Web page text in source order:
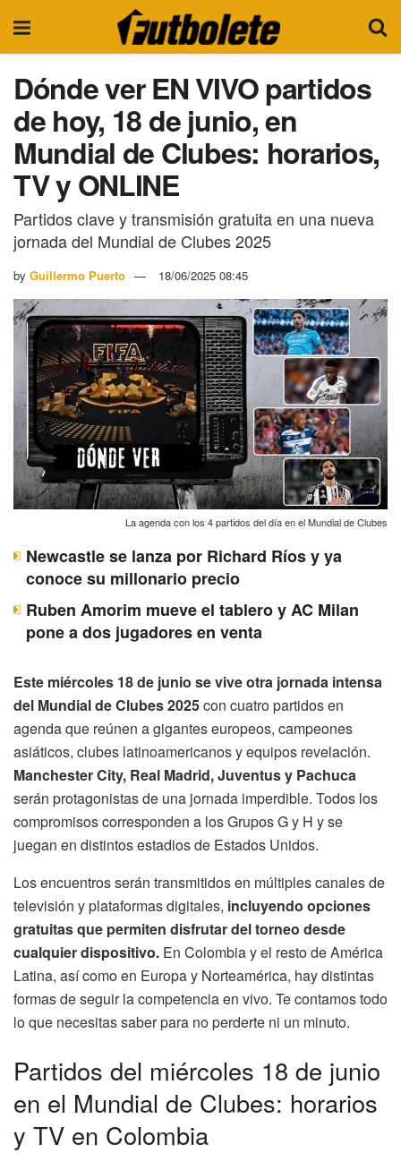
Dónde ver EN VIVO partidos
de hoy, 18 de junio, en
Mundial de Clubes: horarios,
TV y ONLINE
Partidos clave y transmisión gratuita en una nueva
jornada del Mundial de Clubes 2025
by Guillermo Puerto 18/06/2025 08:45
La agenda con los 4 partidos del día en el Mundial de Clubes
Newcastle se lanza por Richard Ríos y ya
conoce su millonario precio
Ruben Amorim mueve el tablero y AC Milan
pone a dos jugadores en venta
Este miércoles 18 de junio se vive otra jornada intensa
del Mundial de Clubes 2025con cuatro partidos en
agenda que reúnen a gigantes europeos, campeones
asiáticos, clubes latinoamericanos y equipos revelación.
Manchester City, Real Madrid, Juventus y Pachuca
serán protagonistas de una jornada imperdible. Todos los
compromisos corresponden a los Grupos G y H y se
juegan en distintos estadios de Estados Unidos.
Los encuentros serán transmitidos en múltiples canales de
televisión y plataformas digitales, incluyendo opciones
gratuitas que permiten disfrutar del torneo desde
cualquier dispositivo. En Colombia y el resto de América
Latina, así como en Europa y Norteamérica, hay distintas
formas de seguir la competencia en vivo. Te contamos todo
lo que necesitas saber para no perderte ni un minuto.
Partidos del miércoles 18 de junio
en el Mundial de Clubes: horarios
y TV en Colombia